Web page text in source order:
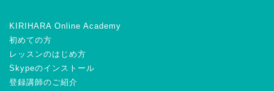
KIRIHARA Online Academy
初めての方
レッスンのはじめ方
Skypeのインストール
登録講師のご紹介